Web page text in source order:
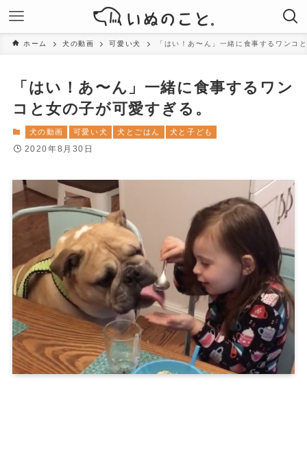
ホーム 犬の動画 可愛い犬 「はい！あ〜ん」一緒に食事するワンコ
「はい！あ〜ん」一緒に食事するワン
コと女の子が可愛すぎる。
犬の動画 可愛い犬 犬とごはん 犬と子ども
2020年8月30日